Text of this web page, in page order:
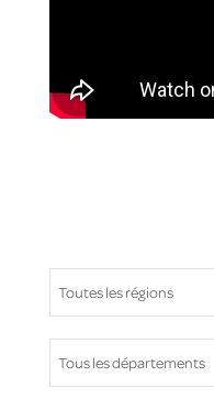
Toutes les régions
Tous les départements